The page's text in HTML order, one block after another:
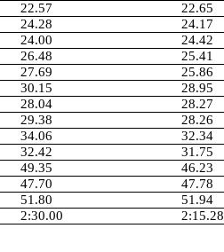
22.57 22.65
24.28 24.17
24.00 24.42
26.48 25.41
27.69 25.86
30.15 28.95
28.04 28.27
29.38 28.26
34.06 32.34
32.42 31.75
49.35 46.23
47.70 47.78
51.80 51.94
2:30.00 2:15.28